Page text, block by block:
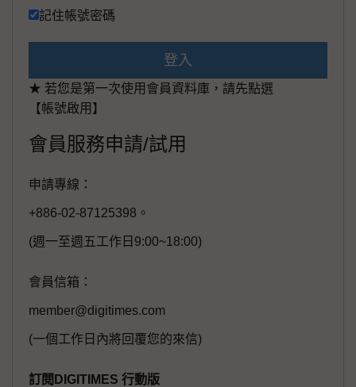
記住帳號密碼
登入
★ 若您是第一次使用會員資料庫，請先點選
【帳號啟用】
會員服務申請/試用
申請專線：
+886-02-87125398。
(週一至週五工作日9:00~18:00)
會員信箱：
member@digitimes.com
(一個工作日內將回覆您的來信)
訂閱DIGITIMES 行動版